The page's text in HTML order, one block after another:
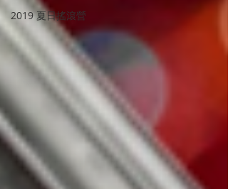
2019 夏日搖滾營